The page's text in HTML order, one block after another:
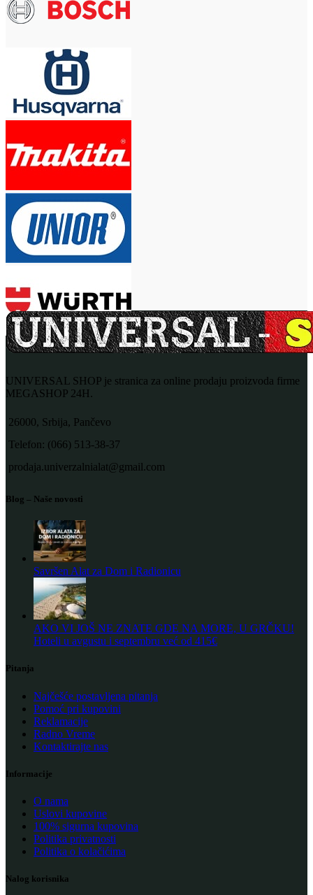
UNIVERSAL SHOP je stranica za online prodaju proizvoda firme
MEGASHOP 24H.
26000, Srbija, Pančevo
Telefon: (066) 513-38-37
prodaja.univerzalnialat@gmail.com
Blog – Naše novosti
Savršen Alat za Dom i Radionicu
AKO VI JOŠ NE ZNATE GDE NA MORE, U GRČKU!
Hoteli u avgustu i septembru već od 415€
Pitanja
Najčešće postavljena pitanja
Pomoć pri kupovini
Reklamacije
Radno Vreme
Kontaktirajte nas
Informacije
O nama
Uslovi kupovine
100% sigurna kupovina
Politika privatnosti
Politika o kolačićima
Nalog korisnika